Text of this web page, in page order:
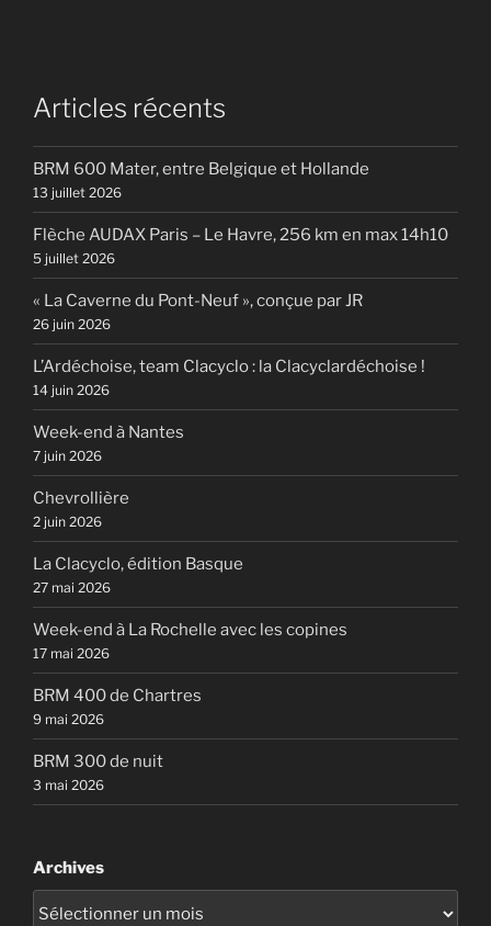
Articles récents
BRM 600 Mater, entre Belgique et Hollande
13 juillet 2026
Flèche AUDAX Paris – Le Havre, 256 km en max 14h10
5 juillet 2026
« La Caverne du Pont-Neuf », conçue par JR
26 juin 2026
L’Ardéchoise, team Clacyclo : la Clacyclardéchoise !
14 juin 2026
Week-end à Nantes
7 juin 2026
Chevrollière
2 juin 2026
La Clacyclo, édition Basque
27 mai 2026
Week-end à La Rochelle avec les copines
17 mai 2026
BRM 400 de Chartres
9 mai 2026
BRM 300 de nuit
3 mai 2026
Archives